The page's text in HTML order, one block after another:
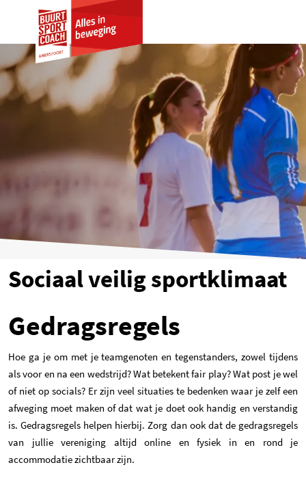
Gedragsregels
Sociaal veilig sportklimaat
Gedragsregels
Hoe ga je om met je teamgenoten en tegenstanders, zowel tijdens
als voor en na een wedstrijd? Wat betekent fair play? Wat post je wel
of niet op socials? Er zijn veel situaties te bedenken waar je zelf een
afweging moet maken of dat wat je doet ook handig en verstandig
is. Gedragsregels helpen hierbij. Zorg dan ook dat de gedragsregels
van jullie vereniging altijd online en fysiek in en rond je
accommodatie zichtbaar zijn.